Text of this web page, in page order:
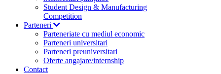
Student Design & Manufacturing
Competition
Parteneri
Parteneriate cu mediul economic
Parteneri universitari
Parteneri preuniversitari
Oferte angajare/internship
Contact